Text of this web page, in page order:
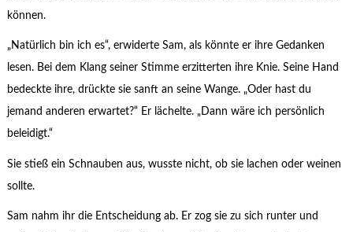
können.
„Natürlich bin ich es“, erwiderte Sam, als könnte er ihre Gedanken
lesen. Bei dem Klang seiner Stimme erzitterten ihre Knie. Seine Hand
bedeckte ihre, drückte sie sanft an seine Wange. „Oder hast du
jemand anderen erwartet?“ Er lächelte. „Dann wäre ich persönlich
beleidigt.“
Sie stieß ein Schnauben aus, wusste nicht, ob sie lachen oder weinen
sollte.
Sam nahm ihr die Entscheidung ab. Er zog sie zu sich runter und